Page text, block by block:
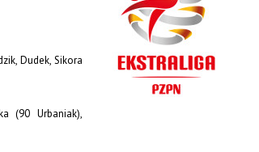
Dudek, Sikora
(90 Urbaniak),